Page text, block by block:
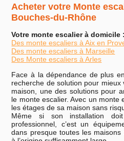
Acheter votre Monte
Bouches-du-Rhône
Votre monte escalier à domicile :
Des monte escaliers à Aix en
Des monte escaliers à Marseille
Des Monte escaliers à Arles
Face à la dépendance de plus
recherche de solution pour
maison, une des solutions pour
le monte escalier. Avec un monte
les étages de sa maison sans
Même si son installation doit
professionnel, c’est un
dans presque toutes les maisons